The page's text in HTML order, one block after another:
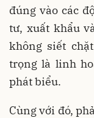
đúng vào các
tư, xuất khẩu
không siết
trọng là linh
phát biểu.
Cùng với đó,